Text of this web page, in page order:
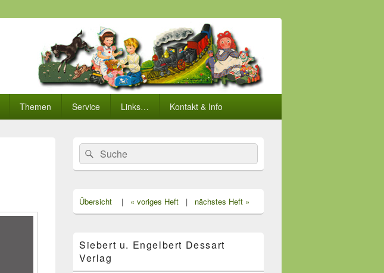
Themen Service Links… Kontakt & Info
Primärer
Seitenleisten
Widget-
Bereich
Search
for:
Suche
Übersicht | « voriges Heft | nächstes Heft »
Siebert u. Engelbert Dessart
Verlag